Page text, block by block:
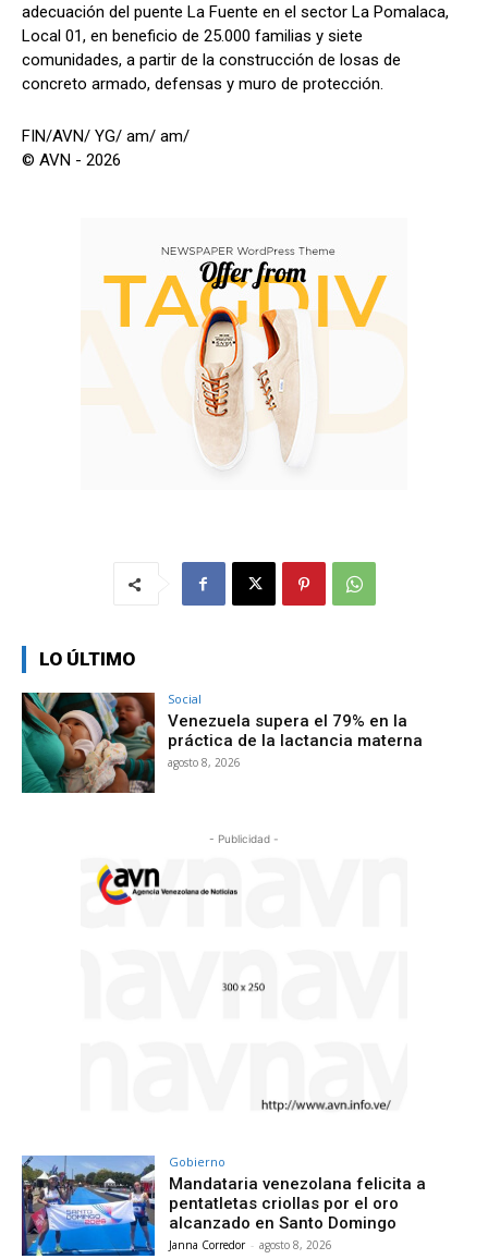
adecuación del puente La Fuente en el sector La Pomalaca,
Local 01, en beneficio de 25.000 familias y siete
comunidades, a partir de la construcción de losas de
concreto armado, defensas y muro de protección.
FIN/AVN/ YG/ am/ am/
© AVN - 2026
LO ÚLTIMO
Social
Venezuela supera el 79% en la
práctica de la lactancia materna
agosto 8, 2026
- Publicidad -
Gobierno
Mandataria venezolana felicita a
pentatletas criollas por el oro
alcanzado en Santo Domingo
Janna Corredor - agosto 8, 2026